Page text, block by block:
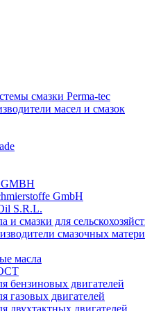
смазки Perma-tec
масел и смазок
GmbH
S.R.L.
и смазки для
смазочных
масла
бензиновых двигателей
газовых двигателей
двухтактных двигателей